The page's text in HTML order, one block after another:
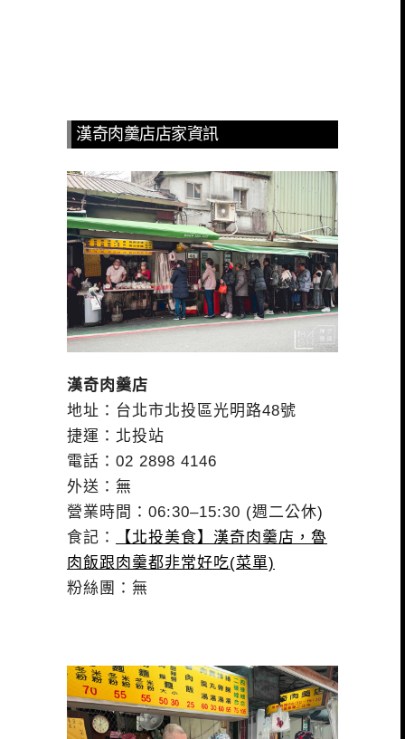
漢奇肉羹店店家資訊
漢奇肉羹店
地址：台北市北投區光明路48號
捷運：北投站
電話：02 2898 4146
外送：無
營業時間：06:30–15:30 (週二公休)
食記：
【北投美食】漢奇肉羹店，魯
肉飯跟肉羹都非常好吃(菜單)
粉絲團：無